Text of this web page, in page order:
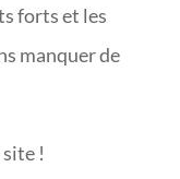
forts et les
manquer de
!